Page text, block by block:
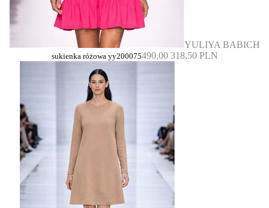
YULIYA BABICH
sukienka różowa yy200075490,00 318,50 PLN